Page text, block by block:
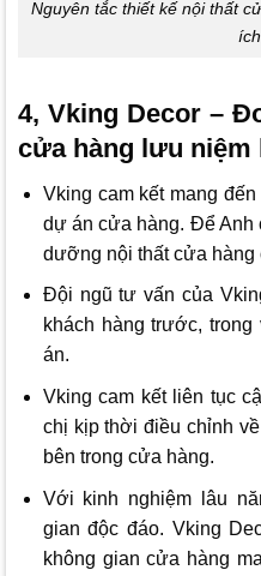
Nguyên tắc thiết kế nội thất
4, Vking Decor –
cửa hàng lưu niệm
Vking cam kết mang
dự án cửa hàng. Để Anh
dưỡng nội thất cửa hàng
Đội ngũ tư vấn của
khách hàng trước,
án.
Vking cam kết liên tục
chị kịp thời điều chỉnh
bên trong cửa hàng.
Với kinh nghiệm lâu
gian độc đáo. Vking
không gian cửa hàng